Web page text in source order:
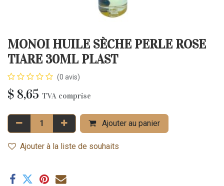
MONOI HUILE SÈCHE PERLE ROSE
TIARE 30ML PLAST
(0 avis)
$ 8,65 TVA comprise
Ajouter au panier
Ajouter à la liste de souhaits